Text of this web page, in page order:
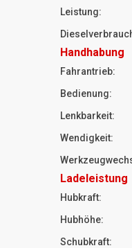
Leistung:
Handhabung
Fahrantrieb:
Bedienung:
Lenkbarkeit:
Wendigkeit:
Ladeleistung
Hubkraft:
Hubhöhe:
Schubkraft: